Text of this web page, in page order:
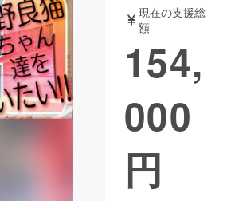
真 音楽
ー・ガジェット ゲーム・サ
現在の支援総
額
154,
000
円